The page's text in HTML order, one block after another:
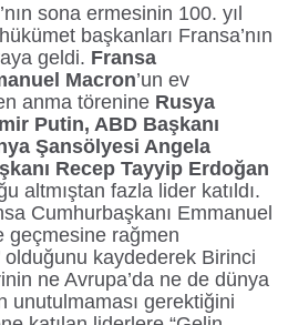
’nın sona ermesinin 100. yıl
başkanları Fransa’nın
geldi. Fransa
Macron’un ev
anma törenine Rusya
Putin, ABD Başkanı
Şansölyesi Angela
Recep Tayyip Erdoğan
altmıştan fazla lider katıldı.
Cumhurbaşkanı Emmanuel
geçmesine rağmen
olduğunu kaydederek Birinci
ne Avrupa’da ne de dünya
unutulmaması gerektiğini